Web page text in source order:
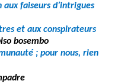
faiseurs d’intrigues
et aux conspirateurs
bosembo
; pour nous, rien